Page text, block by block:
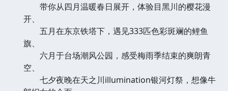
带你从四月温暖春日展开，体验目黑川的樱花漫
开、
五月在东京铁塔下，遇见333匹色彩斑斓的鲤鱼
旗、
六月于台场潮风公园，感受梅雨季结束的爽朗青
空、
七夕夜晚在天之川illumination银河灯祭，想像牛